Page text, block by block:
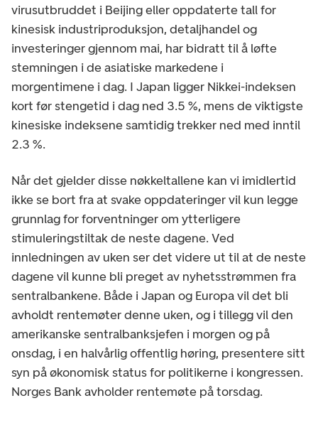
virusutbruddet i Beijing eller oppdaterte tall for
kinesisk industriproduksjon, detaljhandel og
investeringer gjennom mai, har bidratt til å løfte
stemningen i de asiatiske markedene i
morgentimene i dag. I Japan ligger Nikkei-indeksen
kort før stengetid i dag ned 3.5 %, mens de viktigste
kinesiske indeksene samtidig trekker ned med inntil
2.3 %.
Når det gjelder disse nøkkeltallene kan vi imidlertid
ikke se bort fra at svake oppdateringer vil kun legge
grunnlag for forventninger om ytterligere
stimuleringstiltak de neste dagene. Ved
innledningen av uken ser det videre ut til at de neste
dagene vil kunne bli preget av nyhetsstrømmen fra
sentralbankene. Både i Japan og Europa vil det bli
avholdt rentemøter denne uken, og i tillegg vil den
amerikanske sentralbanksjefen i morgen og på
onsdag, i en halvårlig offentlig høring, presentere sitt
syn på økonomisk status for politikerne i kongressen.
Norges Bank avholder rentemøte på torsdag.